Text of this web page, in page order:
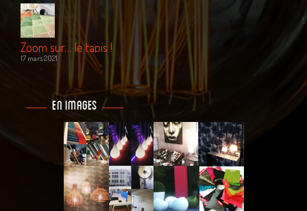
Zoom sur… le tapis !
17 mars 2021
En images